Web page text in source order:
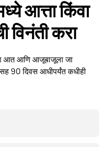
आत्ता किंवा
विनंती करा
आत आणि आजूबाजूला जा
90 दिवस आधीपर्यंत कधीही